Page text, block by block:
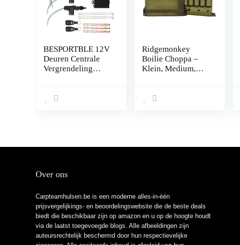
BESPORTBLE 12V
Deuren Centrale
Vergrendeling
Met Actuator
Ridgemonkey
Boilie Choppa –
Klein, Medium,
Over ons
Carpteamhulsen.be is een moderne alles-in-één
prijsvergelijkings- en beoordelingswebsite die de beste deals
biedt die beschikbaar zijn op amazon en u op de hoogte houdt
via de laatst toegevoegde blogs. Alle afbeeldingen zijn
auteursrechtelijk beschermd door hun respectievelijke